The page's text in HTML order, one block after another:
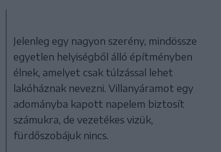
Jelenleg egy nagyon szerény, mindössze
egyetlen helyiségből álló építményben
élnek, amelyet csak túlzással lehet
lakóháznak nevezni. Villanyáramot egy
adományba kapott napelem biztosít
számukra, de vezetékes vizük,
fürdőszobájuk nincs.